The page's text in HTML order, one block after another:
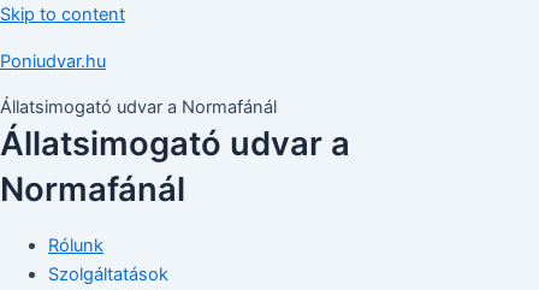
Skip to content
Poniudvar.hu
Állatsimogató udvar a Normafánál
Állatsimogató udvar a
Normafánál
Rólunk
Szolgáltatások